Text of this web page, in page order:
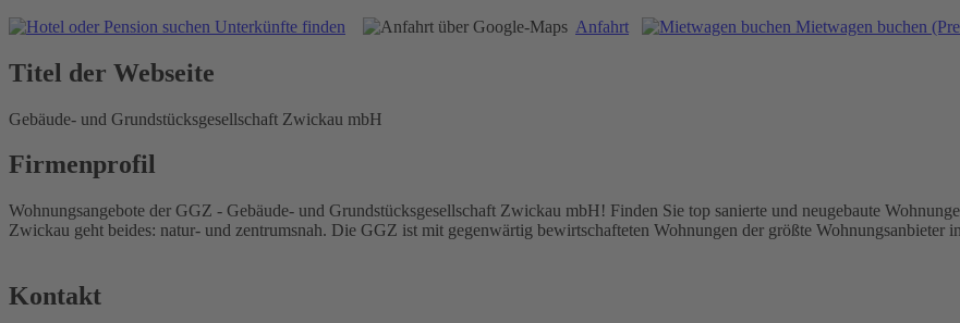
Unterkünfte finden
Anfahrt Mietwagen buchen
Titel der Webseite
Gebäude- und Grundstücksgesellschaft Zwickau mbH
Firmenprofil
Wohnungsangebote der GGZ - Gebäude- und Grundstücksgesellschaft Zwickau mbH! Finden Sie top sanierte und neugebaute
Zwickau geht beides: natur- und zentrumsnah. Die GGZ ist mit gegenwärtig bewirtschafteten Wohnungen der größte Wohnungsanbieter
Kontakt